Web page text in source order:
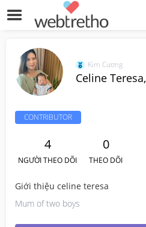
Kim Cương
Celine Teresa,
CONTRIBUTOR
4
NGƯỜI THEO DÕI
0
THEO DÕI
Giới thiệu celine teresa
Mum of two boys